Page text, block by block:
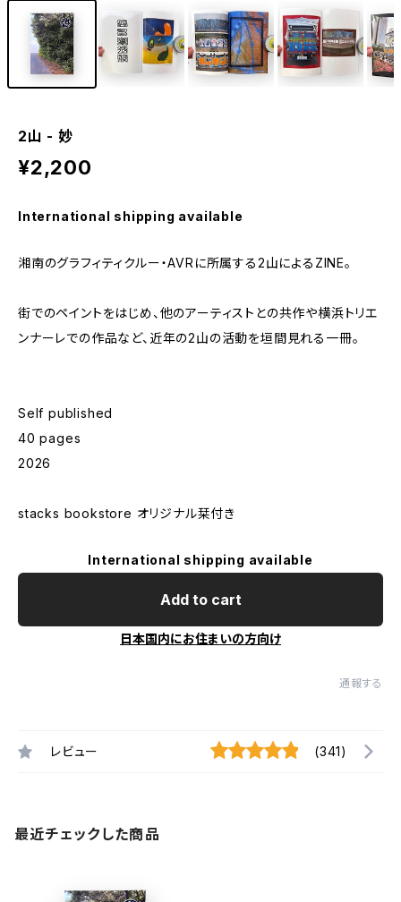
2山 - 妙
¥2,200
International shipping available
湘南のグラフィティクルー・AVRに所属する2山によるZINE。
街でのペイントをはじめ、他のアーティストとの共作や横浜トリエ
ンナーレでの作品など、近年の2山の活動を垣間見れる一冊。
Self published
40 pages
2026
stacks bookstore オリジナル栞付き
International shipping available
Add to cart
日本国内にお住まいの方向け
通報する
レビュー (341)
最近チェックした商品